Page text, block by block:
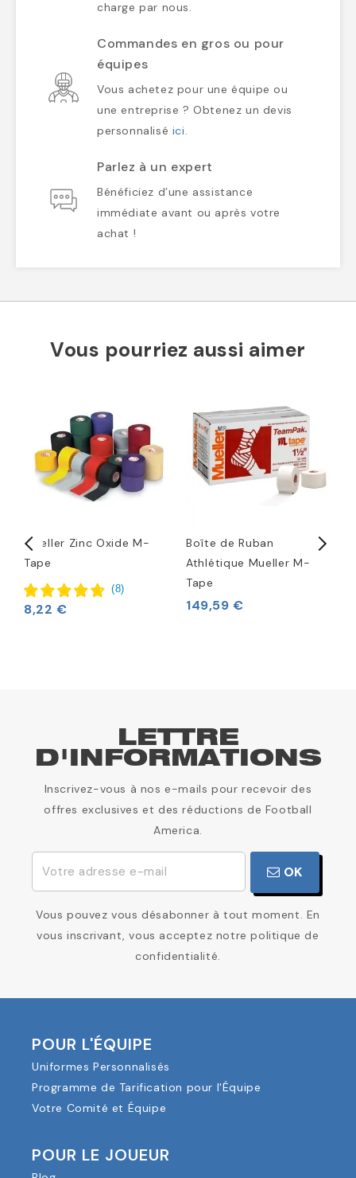
charge par nous.
Commandes en gros ou pour
équipes
Vous achetez pour une équipe ou
une entreprise ? Obtenez un devis
personnalisé ici.
Parlez à un expert
Bénéficiez d’une assistance
immédiate avant ou après votre
achat !
Vous pourriez aussi aimer
Mueller Zinc Oxide M-
Tape
(8)
8,22 €
Boîte de Ruban
Athlétique Mueller M-
Tape
149,59 €
LETTRE
D'INFORMATIONS
Inscrivez-vous à nos e-mails pour recevoir des
offres exclusives et des réductions de Football
America.
OK
Vous pouvez vous désabonner à tout moment. En
vous inscrivant, vous acceptez notre politique de
confidentialité.
POUR L'ÉQUIPE
Uniformes Personnalisés
Programme de Tarification pour l'Équipe
Votre Comité et Équipe
POUR LE JOUEUR